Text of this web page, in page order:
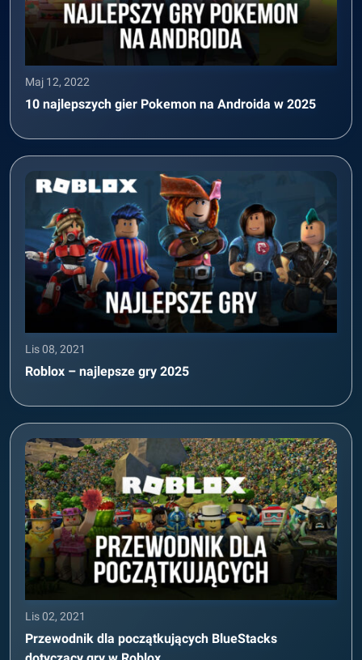
Maj 12, 2022
10 najlepszych gier Pokemon na Androida w 2025
Lis 08, 2021
Roblox – najlepsze gry 2025
Lis 02, 2021
Przewodnik dla początkujących BlueStacks